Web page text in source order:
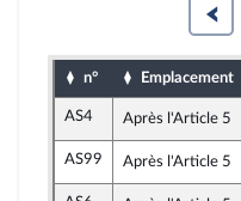
n° Emplacement
AS4 Après l'Article 5
AS99 Après l'Article 5